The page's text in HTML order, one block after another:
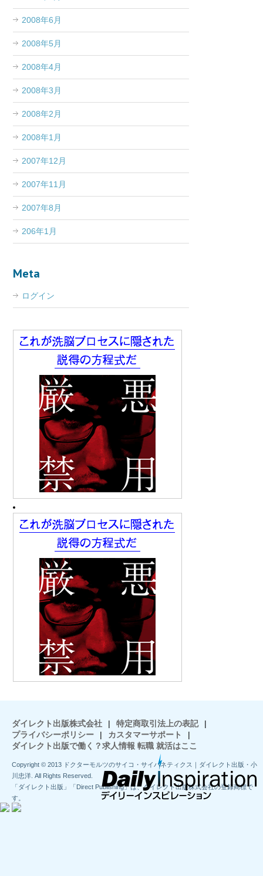
2008年6月
2008年5月
2008年4月
2008年3月
2008年2月
2008年1月
2007年12月
2007年11月
2007年8月
206年1月
Meta
ログイン
ダイレクト出版株式会社 | 特定商取引法上の表記
|
プライバシーポリシー
| カスタマーサポート
|
ダイレクト出版で働く？求人情報 転職 就活はここ
Copyright © 2013 ドクターモルツのサイコ・サイバネティクス｜ダイレクト出版・小
川忠洋. All Rights Reserved.
「ダイレクト出版」「Direct Publishing」は、ダイレクト出版株式会社の登録商標で
す。